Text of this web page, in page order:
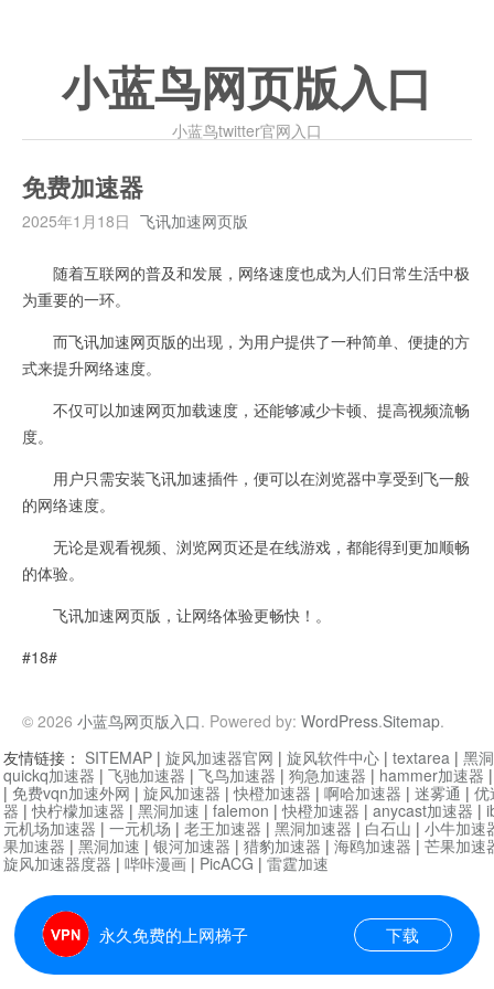
小蓝鸟网页版入口
小蓝鸟twitter官网入口
免费加速器
2025年1月18日 飞讯加速网页版
随着互联网的普及和发展，网络速度也成为人们日常生活中极
为重要的一环。
而飞讯加速网页版的出现，为用户提供了一种简单、便捷的方
式来提升网络速度。
不仅可以加速网页加载速度，还能够减少卡顿、提高视频流畅
度。
用户只需安装飞讯加速插件，便可以在浏览器中享受到飞一般
的网络速度。
无论是观看视频、浏览网页还是在线游戏，都能得到更加顺畅
的体验。
飞讯加速网页版，让网络体验更畅快！。
#18#
© 2026 小蓝鸟网页版入口. Powered by: WordPress.Sitemap.
永久免费的上网梯子 下载
友情链接： SITEMAP | 旋风加速器官网 | 旋风软件中心 | textarea | 黑
quickq加速器 | 飞驰加速器 | 飞鸟加速器 | 狗急加速器 | hammer加速器
| 免费vqn加速外网 | 旋风加速器 |快橙加速器 | 啊哈加速器 | 迷雾通 | 优
器 |快柠檬加速器 | 黑洞加速 | falemon |快橙加速器 | anycast加速器 |
元机场加速器 | 一元机场 | 老王加速器 | 黑洞加速器 | 白石山 | 小牛加速
果加速器 | 黑洞加速 | 银河加速器 | 猎豹加速器 | 海鸥加速器 | 芒果加速
旋风加速器度器 | 哔咔漫画 | PicACG | 雷霆加速